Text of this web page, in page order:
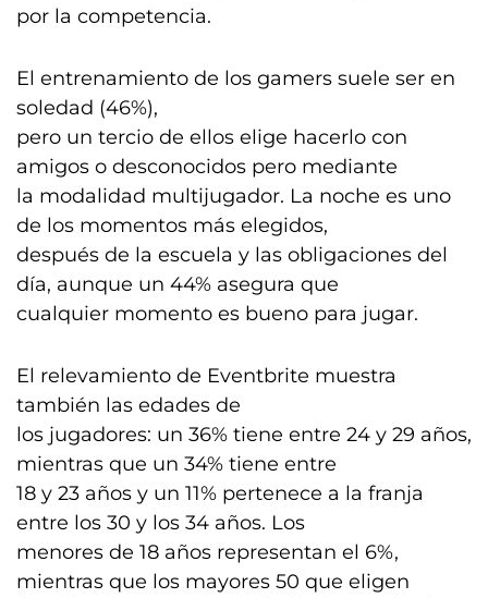
por la competencia.
El entrenamiento de los gamers suele ser en
soledad (46%),
pero un tercio de ellos elige hacerlo con
amigos o desconocidos pero mediante
la modalidad multijugador. La noche es uno
de los momentos más elegidos,
después de la escuela y las obligaciones del
día, aunque un 44% asegura que
cualquier momento es bueno para jugar.
El relevamiento de Eventbrite muestra
también las edades de
los jugadores: un 36% tiene entre 24 y 29 años,
mientras que un 34% tiene entre
18 y 23 años y un 11% pertenece a la franja
entre los 30 y los 34 años. Los
menores de 18 años representan el 6%,
mientras que los mayores 50 que eligen